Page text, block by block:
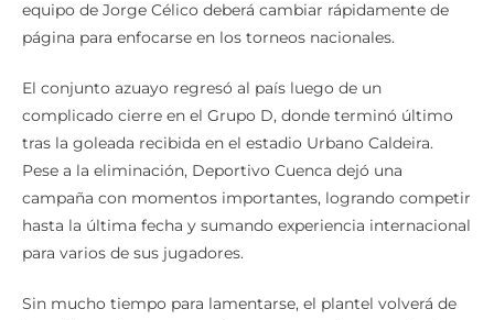
equipo de Jorge Célico deberá cambiar rápidamente de
página para enfocarse en los torneos nacionales.
El conjunto azuayo regresó al país luego de un
complicado cierre en el Grupo D, donde terminó último
tras la goleada recibida en el estadio Urbano Caldeira.
Pese a la eliminación, Deportivo Cuenca dejó una
campaña con momentos importantes, logrando competir
hasta la última fecha y sumando experiencia internacional
para varios de sus jugadores.
Sin mucho tiempo para lamentarse, el plantel volverá de